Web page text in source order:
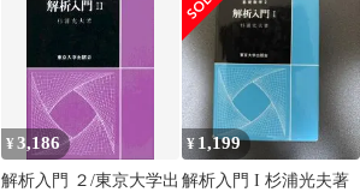
¥3,186
解析入門 ２/東京大学出
¥ 1,199
解析入門 I 杉浦光夫著